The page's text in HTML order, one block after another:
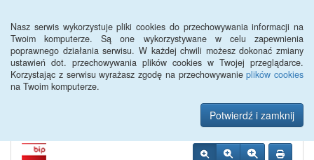
Nasz serwis wykorzystuje pliki cookies do przechowywania informacji na
Twoim komputerze. Są one wykorzystywane w celu zapewnienia
poprawnego działania serwisu. W każdej chwili możesz dokonać zmiany
ustawień dot. przechowywania plików cookies w Twojej przeglądarce.
Korzystając z serwisu wyrażasz zgodę na przechowywanieplików cookies
na Twoim komputerze.
Potwierdź i zamknij
Urząd Miejski w
Szczebrzeszynie